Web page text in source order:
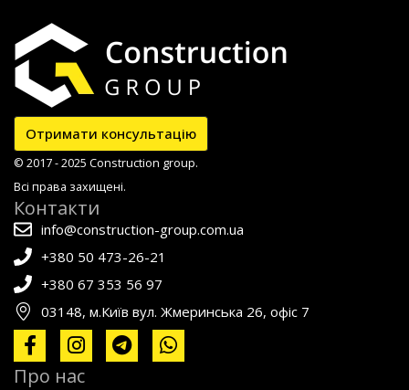
Отримати консультацію
© 2017 - 2025 Construction group.
Всі права захищені.
Контакти
info@construction-group.com.ua
+380 50 473-26-21
+380 67 353 56 97
03148, м.Київ вул. Жмеринська 26, офіс 7
Про нас